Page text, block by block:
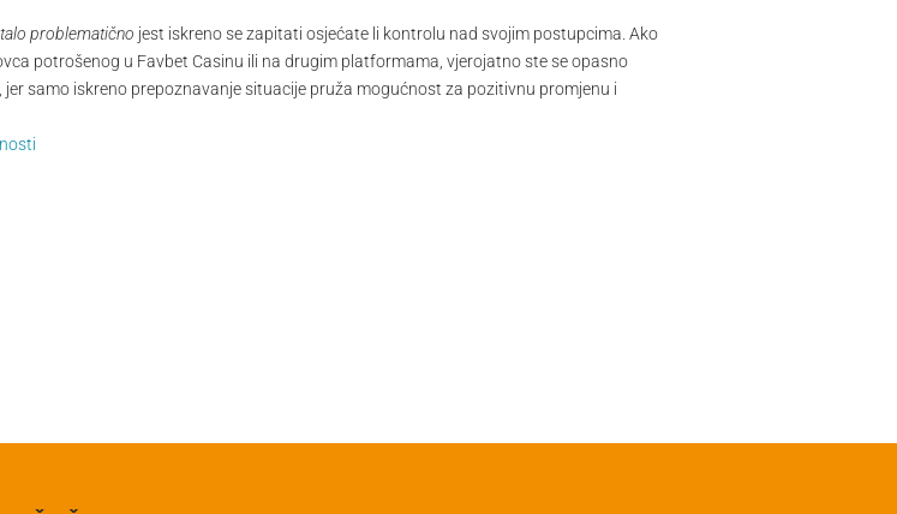
problematično jest iskreno se zapitati osjećate li kontrolu nad svojim postupcima. Ako
potrošenog u Favbet Casinu ili na drugim platformama, vjerojatno ste se opasno
samo iskreno prepoznavanje situacije pruža mogućnost za pozitivnu promjenu i